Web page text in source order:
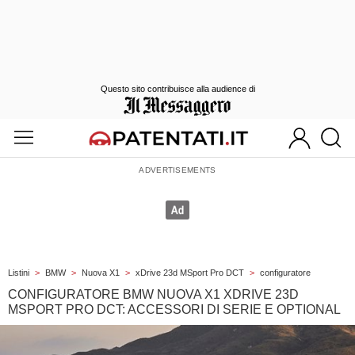
Listini > BMW > Nuova X1 > xDrive 23d MSport Pro DCT > configuratore
CONFIGURATORE BMW NUOVA X1 XDRIVE 23D
MSPORT PRO DCT: ACCESSORI DI SERIE E OPTIONAL
Questo sito contribuisce alla audience di